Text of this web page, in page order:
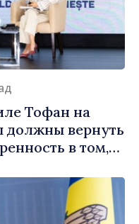
Тофан на
вернуть
в том,